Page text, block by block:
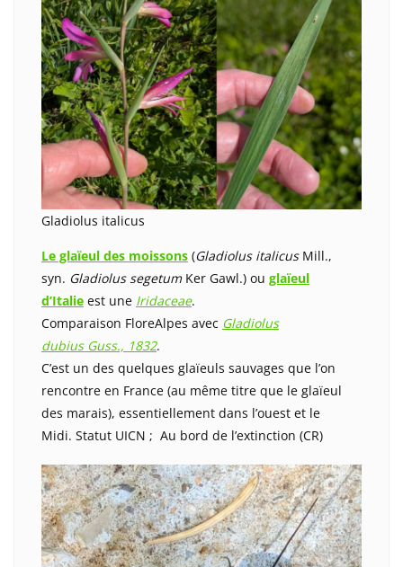
Gladiolus italicus
Le glaïeul des moissons (Gladiolus italicusMill.,
syn. Gladiolus segetumKer Gawl.) ou glaïeul
d’Italie est une Iridaceae.
Comparaison FloreAlpes avec Gladiolus
dubius Guss., 1832.
C’est un des quelques glaïeuls sauvages que l’on
rencontre en France (au même titre que le glaïeul
des marais), essentiellement dans l’ouest et le
Midi. Statut UICN ; Au bord de l’extinction (CR)